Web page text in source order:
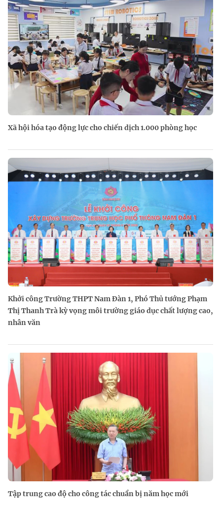
Xã hội hóa tạo động lực cho chiến dịch 1.000 phòng học
Khởi công Trường THPT Nam Đàn 1, Phó Thủ tướng Phạm
Thị Thanh Trà kỳ vọng môi trường giáo dục chất lượng cao,
nhân văn
Tập trung cao độ cho công tác chuẩn bị năm học mới